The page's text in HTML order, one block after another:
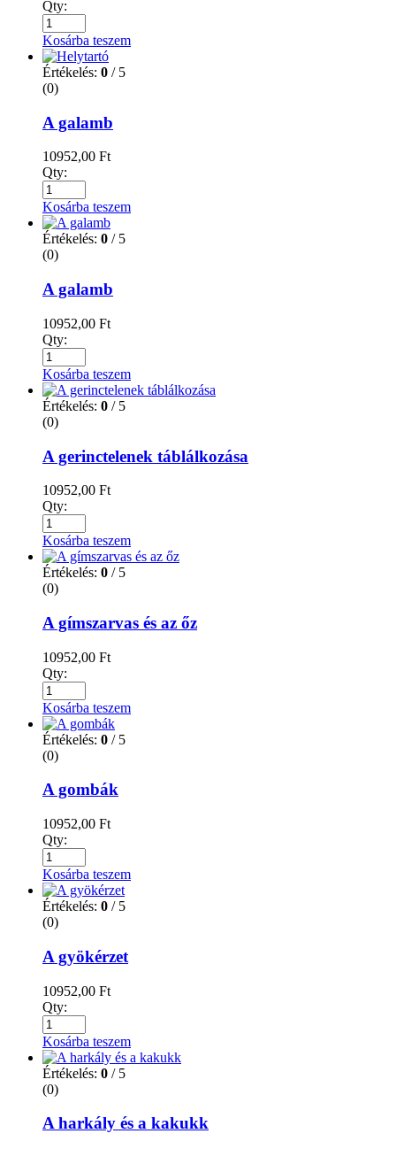
Qty:
Kosárba teszem
Értékelés: 0 / 5
(0)
A galamb
10952,00 Ft
Qty:
Kosárba teszem
Értékelés: 0 / 5
(0)
A galamb
10952,00 Ft
Qty:
Kosárba teszem
Értékelés: 0 / 5
(0)
A gerinctelenek táblálkozása
10952,00 Ft
Qty:
Kosárba teszem
Értékelés: 0 / 5
(0)
A gímszarvas és az őz
10952,00 Ft
Qty:
Kosárba teszem
Értékelés: 0 / 5
(0)
A gombák
10952,00 Ft
Qty:
Kosárba teszem
Értékelés: 0 / 5
(0)
A gyökérzet
10952,00 Ft
Qty:
Kosárba teszem
Értékelés: 0 / 5
(0)
A harkály és a kakukk